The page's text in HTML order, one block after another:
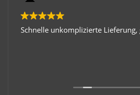
Schnelle unkomplizierte Lieferung,